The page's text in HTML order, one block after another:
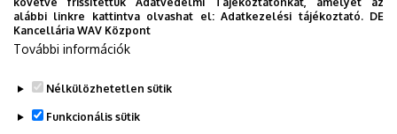
Dolgozói adatmódosítás igénylése a DE
telefonkönyvében
alábbi linkre kattintva olvashat el:Adatkezelési tájékoztató. DE
Kancellária WAV Központ
További információk
Nélkülözhetetlen sütik
Funkcionális sütik